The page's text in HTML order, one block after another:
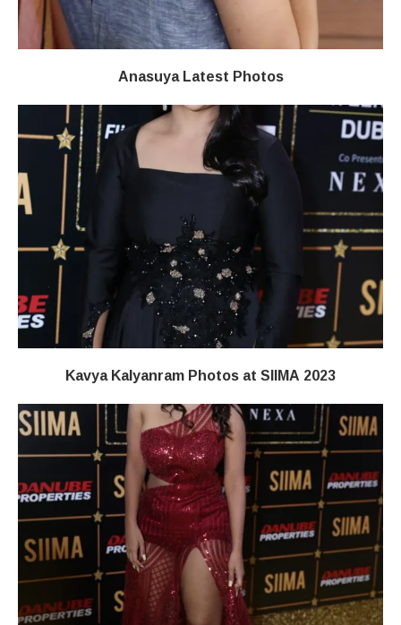
Anasuya Latest Photos
Kavya Kalyanram Photos at SIIMA 2023